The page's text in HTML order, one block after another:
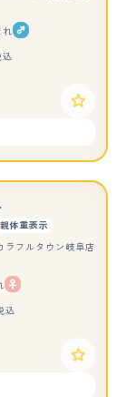
れ
込
親体重表示
ラフルタウン岐阜店
込